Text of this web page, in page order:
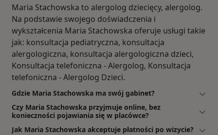
Maria Stachowska to alergolog dziecięcy, alergolog.
Na podstawie swojego doświadczenia i
wykształcenia Maria Stachowska oferuje usługi takie
jak: konsultacja pediatryczna, konsultacja
alergologiczna, konsultacja alergologiczna dzieci,
Konsultacja telefoniczna - Alergolog, Konsultacja
telefoniczna - Alergolog Dzieci.
Gdzie Maria Stachowska ma swój gabinet?
Czy Maria Stachowska przyjmuje online, bez
konieczności pojawiania się w placówce?
Jak Maria Stachowska akceptuje płatności po wizycie?